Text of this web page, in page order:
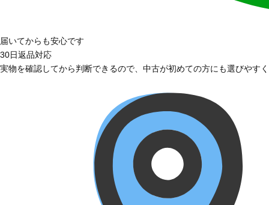
届いてからも安心です
30日返品対応
実物を確認してから判断できるので、中古が初めての方にも選びやす